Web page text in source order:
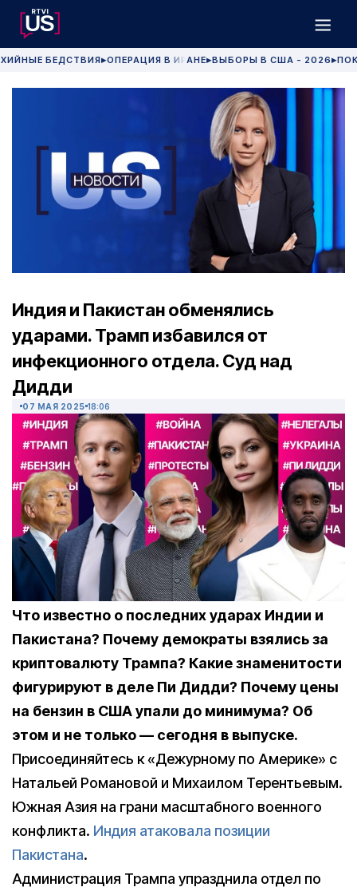
БЕДСТВИЯ▶ОПЕРАЦИЯ В ИРАНЕ▶ВЫБОРЫ В США - 2026 ▶
Индия и Пакистан обменялись
ударами. Трамп избавился от
инфекционного отдела. Суд над
Дидди
07 МАЯ 2025 18:06
Что известно о последних ударах Индии и
Пакистана? Почему демократы взялись за
криптовалюту Трампа? Какие знаменитости
фигурируют в деле Пи Дидди? Почему цены
на бензин в США упали до минимума? Об
этом и не только — сегодня в выпуске.
Присоединяйтесь к «Дежурному по Америке» с
Натальей Романовой и Михаилом Терентьевым.
Южная Азия на грани масштабного военного
конфликта. Индия атаковала позиции
Пакистана.
Администрация Трампа упразднила отдел по